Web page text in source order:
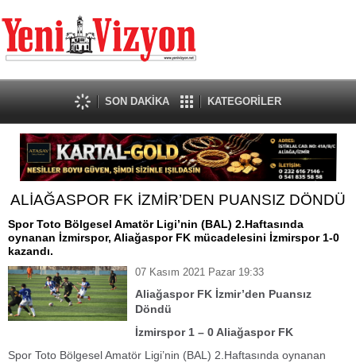
SON DAKİKA KATEGORİLER
ALİAĞASPOR FK İZMİR’DEN PUANSIZ DÖNDÜ
Spor Toto Bölgesel Amatör Ligi’nin (BAL) 2.Haftasında
oynanan İzmirspor, Aliağaspor FK mücadelesini İzmirspor 1-0
kazandı.
07 Kasım 2021 Pazar 19:33
Aliağaspor FK İzmir’den Puansız
Döndü
İzmirspor 1 – 0 Aliağaspor FK
Spor Toto Bölgesel Amatör Ligi’nin (BAL) 2.Haftasında oynanan